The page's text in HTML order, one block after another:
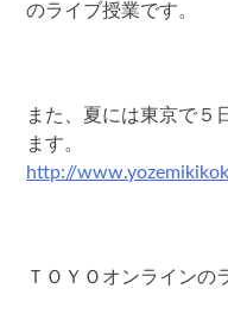
のライブ授業です。
また、夏には東京で５
ます。
http://
ＴＯＹＯオンラインの